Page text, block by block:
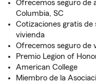
Ofrecemos seguro de
Columbia, SC
Cotizaciones gratis de
vivienda
Ofrecemos seguro de
Premio Legion of
American College
Miembro de la